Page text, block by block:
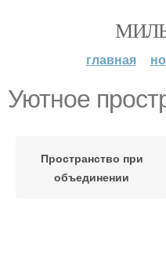
главная
Уютное
Пространство при
объединении